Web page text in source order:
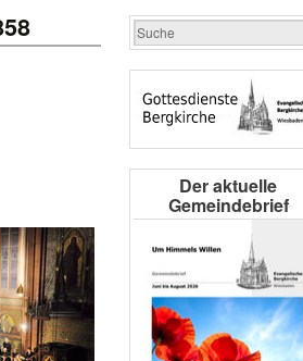
Der aktuelle
Gemeindebrief